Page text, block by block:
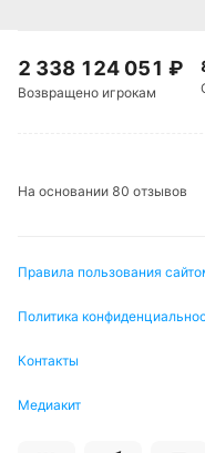
2 338 124 051 ₽
Возвращено игрокам
На основании 80 отзывов
Правила пользования
Политика
Контакты
Медиакит